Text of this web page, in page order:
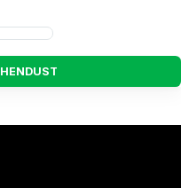
HENDUST